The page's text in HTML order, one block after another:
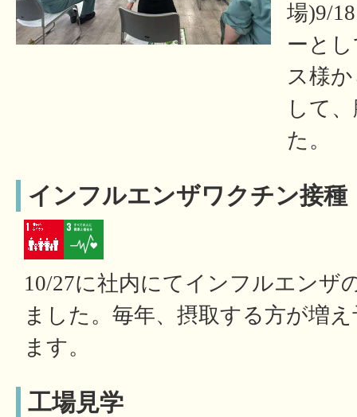
場)9/
ーと
ス様
して
た。
インフルエンザワクチン接種
10/27に社内にてインフルエンザ
ました。毎年、摂取する方が増
ます。
工場見学